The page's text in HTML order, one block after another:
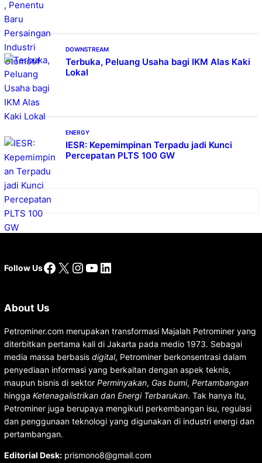
DOWNSTREAM
Terbuka, Peluang Usaha bagi IKM Alas Kaki
Lokal
ENERGY
IESR: Kepemimpinan Terpadu jadi Kunci
Percepatan PLTS 100 GW
Follow UsFacebook
X Instagram
YouTube
LinkedIn
About Us
Petrominer.com merupakan transformasi Majalah Petrominer yang
diterbitkan pertama kali di Jakarta pada medio 1973. Sebagai
media massa berbasis digital, Petrominer berkonsentrasi dalam
penyediaan informasi yang berkaitan dengan aspek teknis,
maupun bisnis di sektor Perminyakan, Gas bumi, Pertambangan
hingga Ketenagalistrikan dan Energi Terbarukan. Tak hanya itu,
Petrominer juga berupaya mengikuti perkembangan isu, regulasi
dan penggunaan teknologi yang digunakan di industri energi dan
pertambangan.
Editorial Desk:prismono8@gmail.com